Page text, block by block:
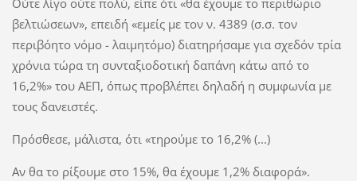
Ούτε λίγο ούτε πολύ, είπε ότι «θα έχουμε το περιθώριο
βελτιώσεων», επειδή «εμείς με τον ν. 4389 (σ.σ. τον
περιβόητο νόμο - λαιμητόμο) διατηρήσαμε για σχεδόν τρία
χρόνια τώρα τη συνταξιοδοτική δαπάνη κάτω από το
16,2%» του ΑΕΠ, όπως προβλέπει δηλαδή η συμφωνία με
τους δανειστές.
Πρόσθεσε, μάλιστα, ότι «τηρούμε το 16,2% (...)
Αν θα το ρίξουμε στο 15%, θα έχουμε 1,2% διαφορά».